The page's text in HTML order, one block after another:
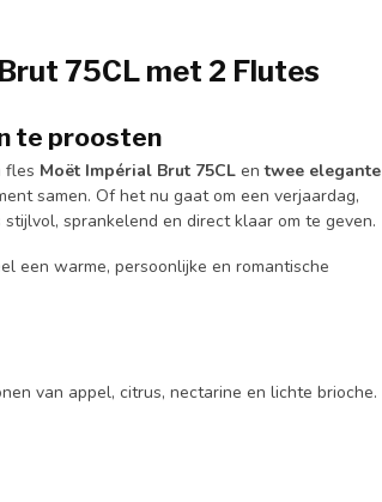
75CL met 2 Flutes
te proosten
fles Moët Impérial Brut 75CL entwee elegante
samen. Of het nu gaat om een verjaardag,
sprankelend en direct klaar om te geven.
een warme, persoonlijke en romantische
van appel, citrus, nectarine en lichte brioche.